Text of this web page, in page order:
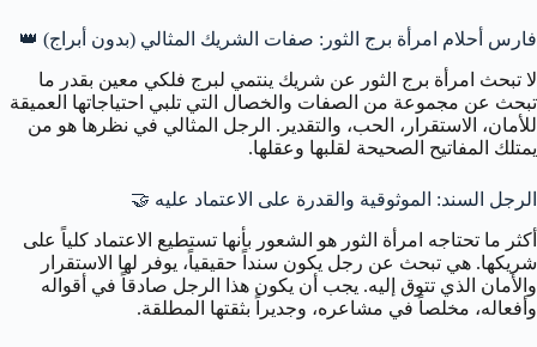
فارس أحلام امرأة برج الثور: صفات الشريك المثالي (بدون أبراج) 👑
لا تبحث امرأة برج الثور عن شريك ينتمي لبرج فلكي معين بقدر ما
تبحث عن مجموعة من الصفات والخصال التي تلبي احتياجاتها العميقة
للأمان، الاستقرار، الحب، والتقدير. الرجل المثالي في نظرها هو من
يمتلك المفاتيح الصحيحة لقلبها وعقلها.
الرجل السند: الموثوقية والقدرة على الاعتماد عليه 🤝
أكثر ما تحتاجه امرأة الثور هو الشعور بأنها تستطيع الاعتماد كلياً على
شريكها. هي تبحث عن رجل يكون سنداً حقيقياً، يوفر لها الاستقرار
والأمان الذي تتوق إليه. يجب أن يكون هذا الرجل صادقاً في أقواله
وأفعاله، مخلصاً في مشاعره، وجديراً بثقتها المطلقة.